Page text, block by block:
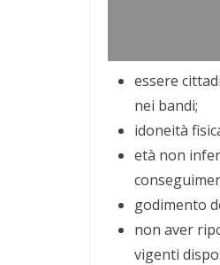
essere
nei bandi;
idoneità
età non
godimento
non aver
vigenti